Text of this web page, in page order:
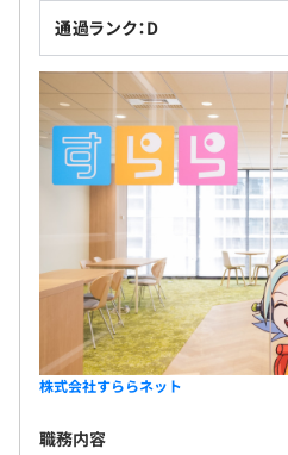
3カ月（条件などの変更はあり
通過ランク：D
株式会社すららネット
職務内容